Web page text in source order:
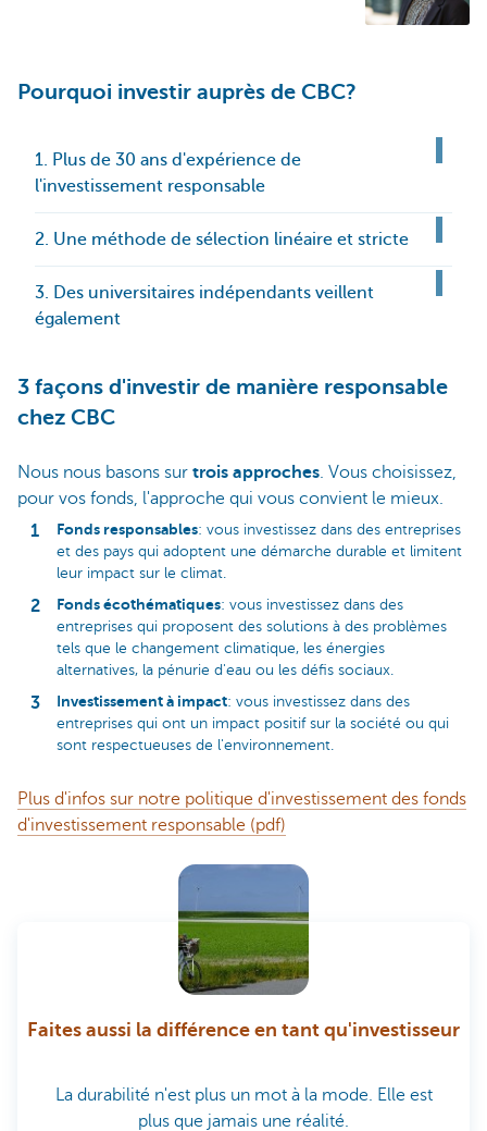
Pourquoi investir auprès de CBC?
1. Plus de 30 ans d'expérience de
l'investissement responsable
2. Une méthode de sélection linéaire et stricte
3. Des universitaires indépendants veillent
également
3 façons d'investir de manière responsable
chez CBC
Nous nous basons sur trois approches. Vous choisissez,
pour vos fonds, l'approche qui vous convient le mieux.
Fonds responsables: vous investissez dans des entreprises
et des pays qui adoptent une démarche durable et limitent
leur impact sur le climat.
Fonds écothématiques: vous investissez dans des
entreprises qui proposent des solutions à des problèmes
tels que le changement climatique, les énergies
alternatives, la pénurie d'eau ou les défis sociaux.
Investissement à impact: vous investissez dans des
entreprises qui ont un impact positif sur la société ou qui
sont respectueuses de l'environnement.
Plus d'infos sur notre politique d'investissement des fonds
d'investissement responsable (pdf)
Faites aussi la différence en tant qu'investisseur
La durabilité n'est plus un mot à la mode. Elle est
plus que jamais une réalité.